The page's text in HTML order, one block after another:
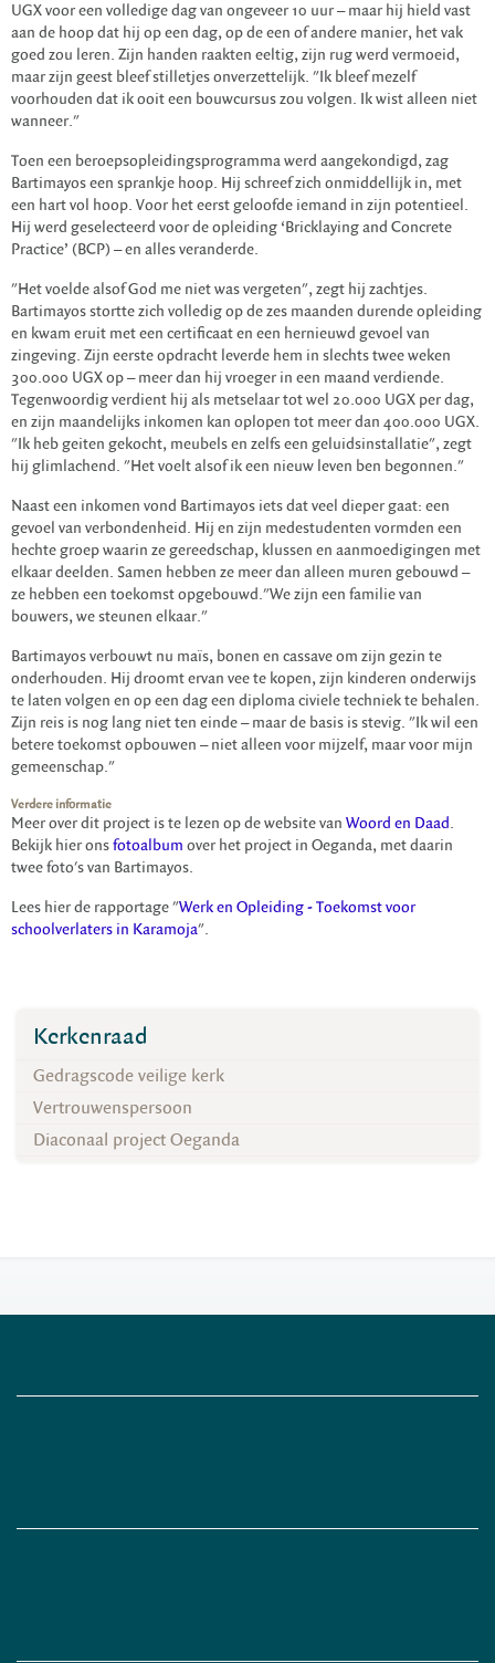
UGX voor een volledige dag van ongeveer 10 uur – maar hij hield vast
aan de hoop dat hij op een dag, op de een of andere manier, het vak
goed zou leren. Zijn handen raakten eeltig, zijn rug werd vermoeid,
maar zijn geest bleef stilletjes onverzettelijk. "Ik bleef mezelf
voorhouden dat ik ooit een bouwcursus zou volgen. Ik wist alleen niet
wanneer."
Toen een beroepsopleidingsprogramma werd aangekondigd, zag
Bartimayos een sprankje hoop. Hij schreef zich onmiddellijk in, met
een hart vol hoop. Voor het eerst geloofde iemand in zijn potentieel.
Hij werd geselecteerd voor de opleiding ‘Bricklaying and Concrete
Practice’ (BCP) – en alles veranderde.
"Het voelde alsof God me niet was vergeten", zegt hij zachtjes.
Bartimayos stortte zich volledig op de zes maanden durende opleiding
en kwam eruit met een certificaat en een hernieuwd gevoel van
zingeving. Zijn eerste opdracht leverde hem in slechts twee weken
300.000 UGX op – meer dan hij vroeger in een maand verdiende.
Tegenwoordig verdient hij als metselaar tot wel 20.000 UGX per dag,
en zijn maandelijks inkomen kan oplopen tot meer dan 400.000 UGX.
"Ik heb geiten gekocht, meubels en zelfs een geluidsinstallatie", zegt
hij glimlachend. "Het voelt alsof ik een nieuw leven ben begonnen."
Naast een inkomen vond Bartimayos iets dat veel dieper gaat: een
gevoel van verbondenheid. Hij en zijn medestudenten vormden een
hechte groep waarin ze gereedschap, klussen en aanmoedigingen met
elkaar deelden. Samen hebben ze meer dan alleen muren gebouwd –
ze hebben een toekomst opgebouwd."We zijn een familie van
bouwers, we steunen elkaar."
Bartimayos verbouwt nu maïs, bonen en cassave om zijn gezin te
onderhouden. Hij droomt ervan vee te kopen, zijn kinderen onderwijs
te laten volgen en op een dag een diploma civiele techniek te behalen.
Zijn reis is nog lang niet ten einde – maar de basis is stevig. "Ik wil een
betere toekomst opbouwen – niet alleen voor mijzelf, maar voor mijn
gemeenschap."
Verdere informatie
Meer over dit project is te lezen op de website van Woord en Daad.
Bekijk hier onsfotoalbum over het project in Oeganda, met daarin
twee foto's van Bartimayos.
Lees hier de rapportage "Werk en Opleiding - Toekomst voor
schoolverlaters in Karamoja".
Kerkenraad
Gedragscode veilige kerk
Vertrouwenspersoon
Diaconaal project Oeganda